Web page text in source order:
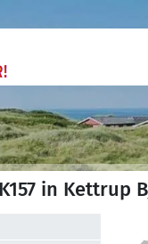
in Kettrup